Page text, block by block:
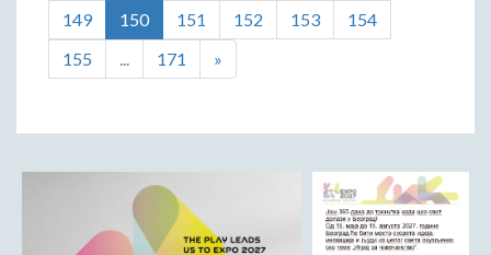
149
150 151 152 153
154
155
... 171 »